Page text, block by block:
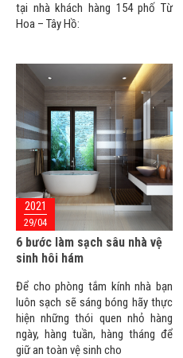
tại nhà khách hàng 154 phố Từ
Hoa – Tây Hồ:
2021
29/04
6 bước làm sạch sâu nhà vệ
sinh hôi hám
Để cho phòng tắm kính nhà bạn
luôn sạch sẽ sáng bóng hãy thực
hiện những thói quen nhỏ hàng
ngày, hàng tuần, hàng tháng để
giữ an toàn vệ sinh cho